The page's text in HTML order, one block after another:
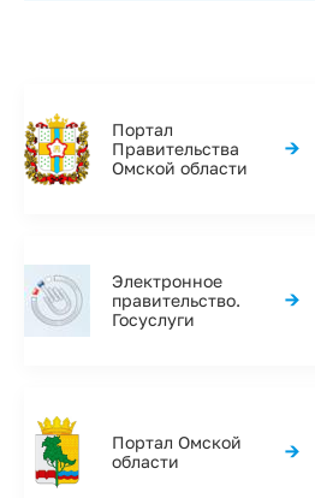
Портал
Правительства
Омской области
→
Электронное
правительство.
Госуслуги
→
Портал Омской
области
→